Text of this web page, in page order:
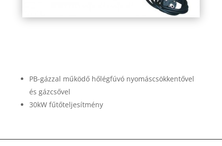
PB-gázzal működő hőlégfúvó nyomáscsökkentővel
és gázcsővel
30kW fűtőteljesítmény